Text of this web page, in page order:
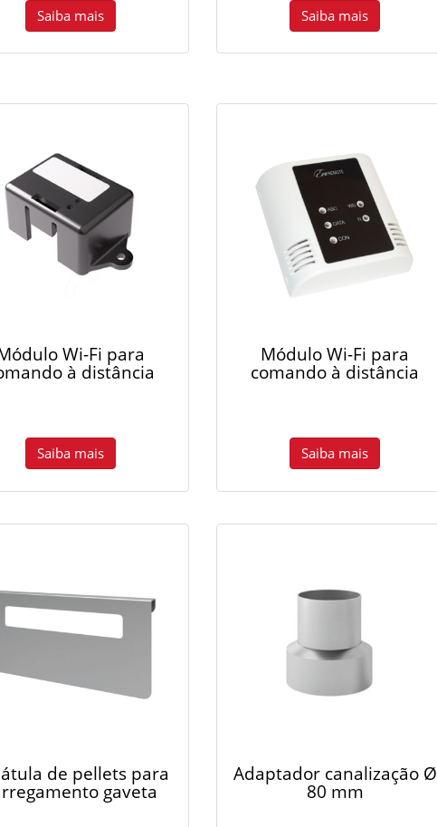
Saiba mais Saiba mais
Wi-Fi para
à distância
Saiba mais
Módulo Wi-Fi para
comando à distância
Saiba mais
de pellets para
gaveta
Adaptador canalização Ø
80 mm